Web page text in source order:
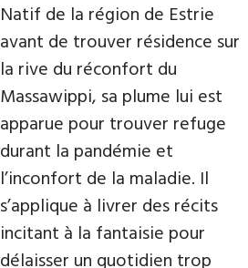
Natif de la région de Estrie
avant de trouver résidence sur
la rive du réconfort du
Massawippi, sa plume lui est
apparue pour trouver refuge
durant la pandémie et
l’inconfort de la maladie. Il
s’applique à livrer des récits
incitant à la fantaisie pour
délaisser un quotidien trop